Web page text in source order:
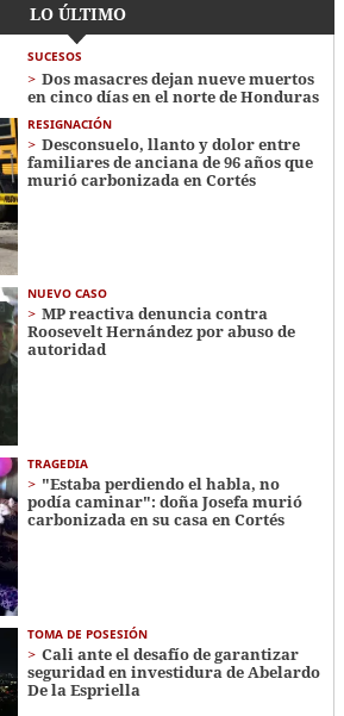
LO ÚLTIMO
SUCESOS
Dos masacres dejan nueve muertos
en cinco días en el norte de Honduras
RESIGNACIÓN
​​​​Desconsuelo, llanto y dolor entre
familiares de anciana de 96 años que
murió carbonizada en Cortés
NUEVO CASO
MP reactiva denuncia contra
Roosevelt Hernández por abuso de
autoridad
TRAGEDIA
"Estaba perdiendo el habla, no
podía caminar": doña Josefa murió
carbonizada en su casa en Cortés
TOMA DE POSESIÓN
Cali ante el desafío de garantizar
seguridad en investidura de Abelardo
De la Espriella